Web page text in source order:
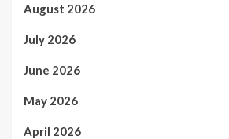
August 2026
July 2026
June 2026
May 2026
April 2026